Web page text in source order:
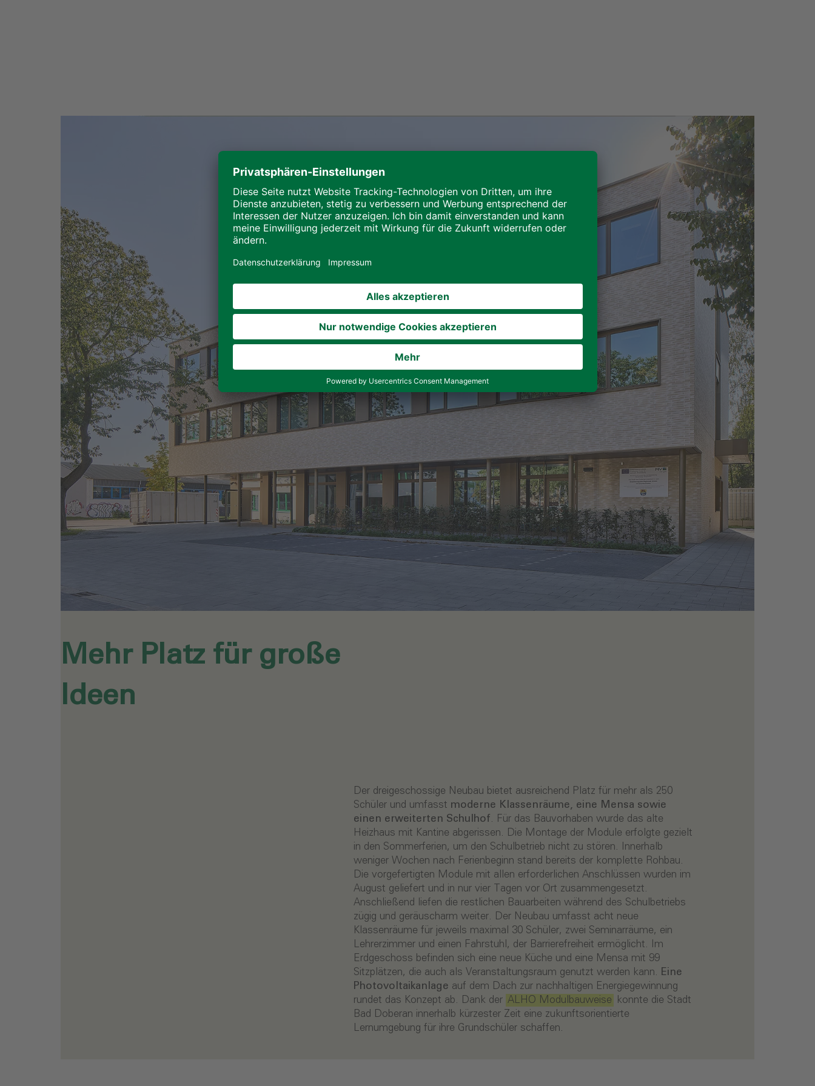
Mehr Platz für große
Ideen
Der dreigeschossige Neubau bietet ausreichend Platz für mehr als 250
Schüler und umfasst moderne Klassenräume, eine Mensa sowie
einen erweiterten Schulhof. Für das Bauvorhaben wurde das alte
Heizhaus mit Kantine abgerissen. Die Montage der Module erfolgte gezielt
in den Sommerferien, um den Schulbetrieb nicht zu stören. Innerhalb
weniger Wochen nach Ferienbeginn stand bereits der komplette Rohbau.
Die vorgefertigten Module mit allen erforderlichen Anschlüssen wurden im
August geliefert und in nur vier Tagen vor Ort zusammengesetzt.
Anschließend liefen die restlichen Bauarbeiten während des Schulbetriebs
zügig und geräuscharm weiter. Der Neubau umfasst acht neue
Klassenräume für jeweils maximal 30 Schüler, zwei Seminarräume, ein
Lehrerzimmer und einen Fahrstuhl, der Barrierefreiheit ermöglicht. Im
Erdgeschoss befinden sich eine neue Küche und eine Mensa mit 99
Sitzplätzen, die auch als Veranstaltungsraum genutzt werden kann. Eine
Photovoltaikanlage auf dem Dach zur nachhaltigen Energiegewinnung
rundet das Konzept ab. Dank der ALHO Modulbauweise
konnte die Stadt
Bad Doberan innerhalb kürzester Zeit eine zukunftsorientierte
Lernumgebung für ihre Grundschüler schaffen.